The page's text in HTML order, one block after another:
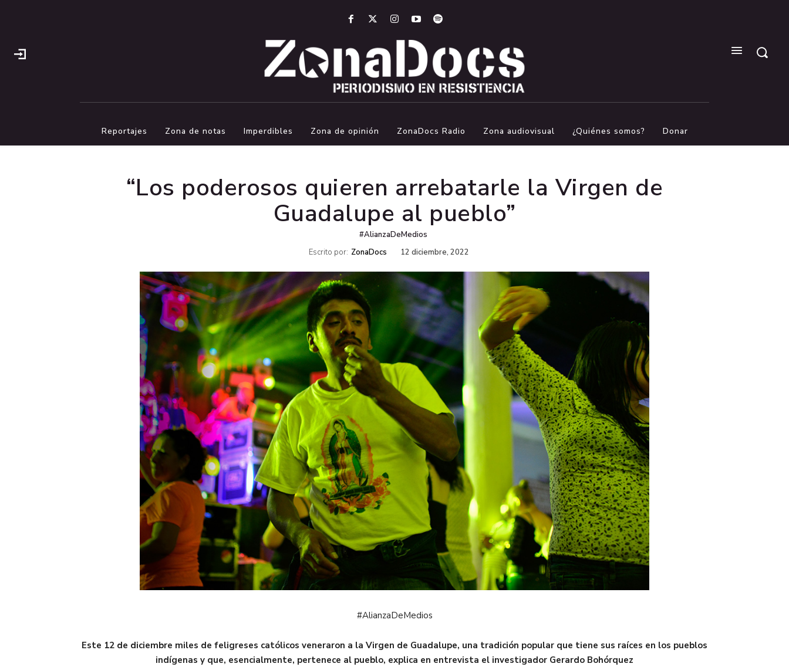
Reportajes Zona de notas Imperdibles Zona de opinión ZonaDocs Radio Zona audiovisual ¿Quiénes somos? Donar
“Los poderosos quieren arrebatarle la Virgen de
Guadalupe al pueblo”
#AlianzaDeMedios
Escrito por: ZonaDocs 12 diciembre, 2022
#AlianzaDeMedios
Este 12 de diciembre miles de feligreses católicos veneraron a la Virgen de Guadalupe, una tradición popular que tiene sus raíces en los pueblos
indígenas y que, esencialmente, pertenece al pueblo, explica en entrevista el investigador Gerardo Bohórquez